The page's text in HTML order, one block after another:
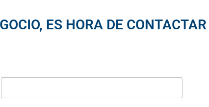
ES HORA DE